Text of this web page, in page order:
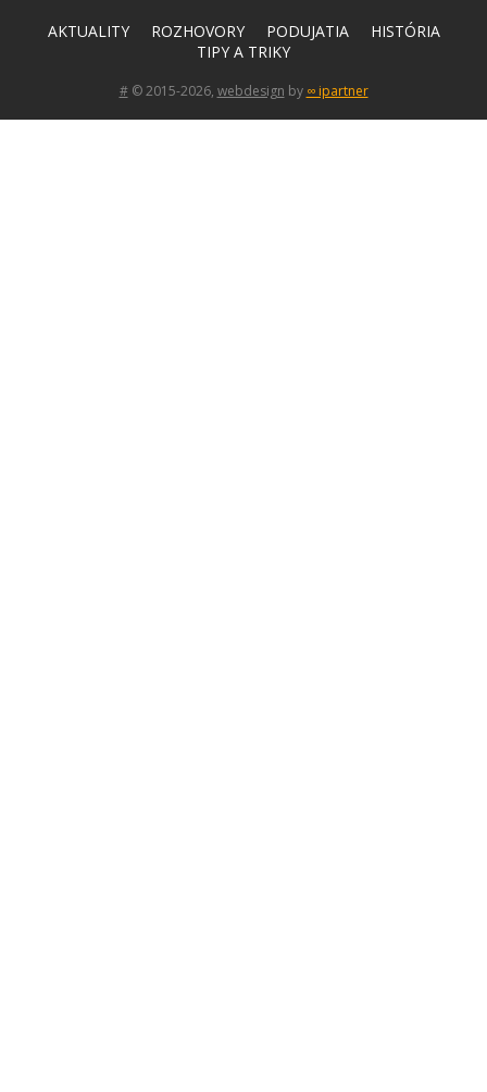
AKTUALITY ROZHOVORY PODUJATIA
HISTÓRIA
TIPY A TRIKY
#© 2015-2026, webdesign by ∞ ipartner